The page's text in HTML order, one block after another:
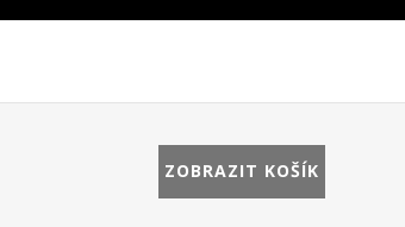
ZOBRAZIT KOŠÍK